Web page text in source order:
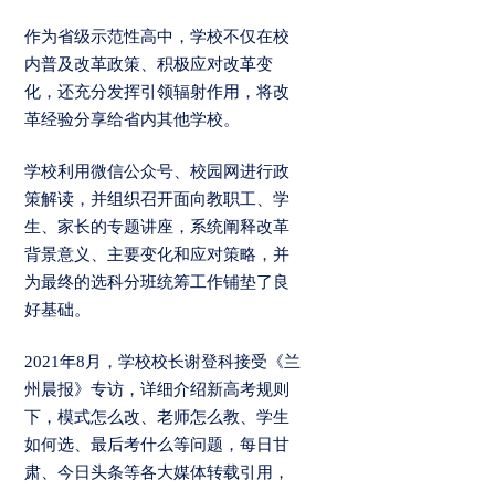
作为省级示范性高中，学校不仅在校
内普及改革政策、积极应对改革变
化，还充分发挥引领辐射作用，将改
革经验分享给省内其他学校。
学校利用微信公众号、校园网进行政
策解读，并组织召开面向教职工、学
生、家长的专题讲座，系统阐释改革
背景意义、主要变化和应对策略，并
为最终的选科分班统筹工作铺垫了良
好基础。
2021年8月，学校校长谢登科接受《兰
州晨报》专访，详细介绍新高考规则
下，模式怎么改、老师怎么教、学生
如何选、最后考什么等问题，每日甘
肃、今日头条等各大媒体转载引用，